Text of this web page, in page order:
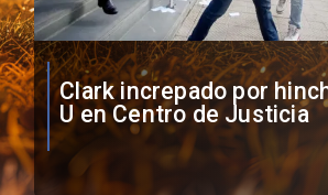
Vozinha firma contrato
Colo como nuevo